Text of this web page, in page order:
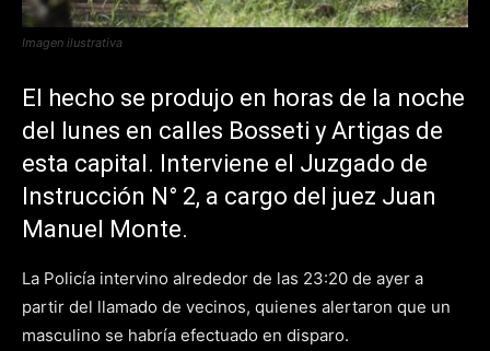
Imagen ilustrativa
El hecho se produjo en horas de la noche
del lunes en calles Bosseti y Artigas de
esta capital. Interviene el Juzgado de
Instrucción N° 2, a cargo del juez Juan
Manuel Monte.
La Policía intervino alrededor de las 23:20 de ayer a
partir del llamado de vecinos, quienes alertaron que un
masculino se habría efectuado en disparo.